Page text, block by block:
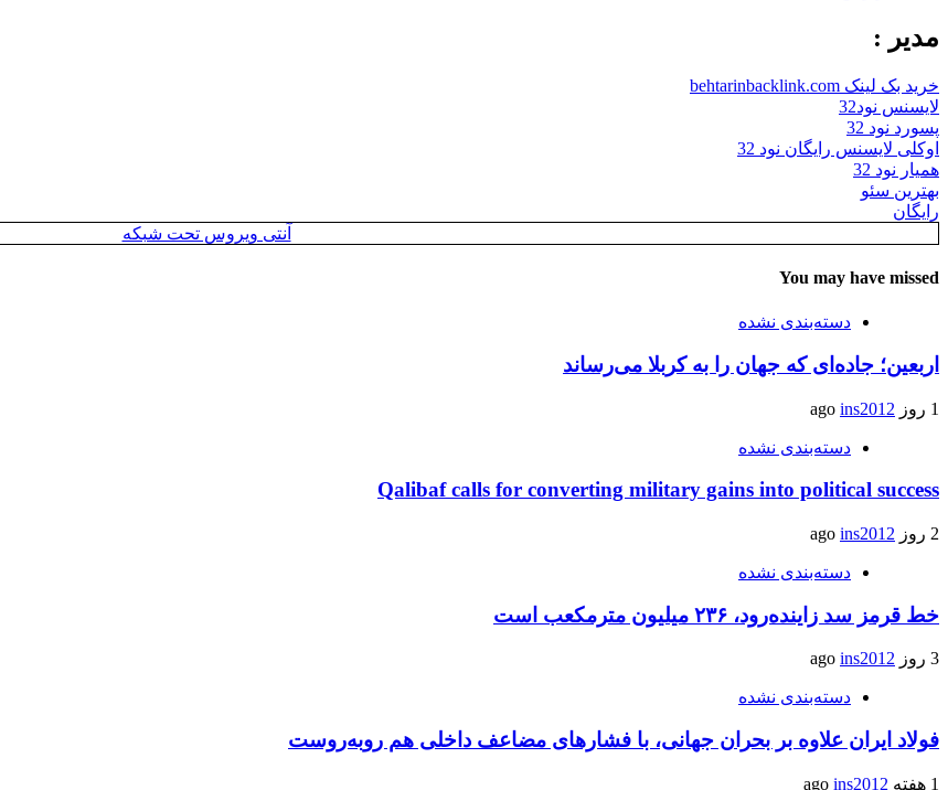
مدیر :
خرید بک لینک behtarinbacklink.com
لایسنس نود32
پسورد نود 32
اوکلی لایسنس رایگان نود 32
همیار نود 32
بهترین سئو
رایگان
آنتی ویروس تحت شبکه
You may have missed
دسته‌بندی نشده
اربعین؛ جاده‌ای که جهان را به کربلا می‌رساند
1 روز ago ins2012
دسته‌بندی نشده
Qalibaf calls for converting military gains into political success
2 روز ago ins2012
دسته‌بندی نشده
خط قرمز سد زاینده‌رود، ۲۳۶ میلیون مترمکعب است
3 روز ago ins2012
دسته‌بندی نشده
فولاد ایران علاوه بر بحران جهانی، با فشارهای مضاعف داخلی هم روبه‌روست
1 هفته ago ins2012